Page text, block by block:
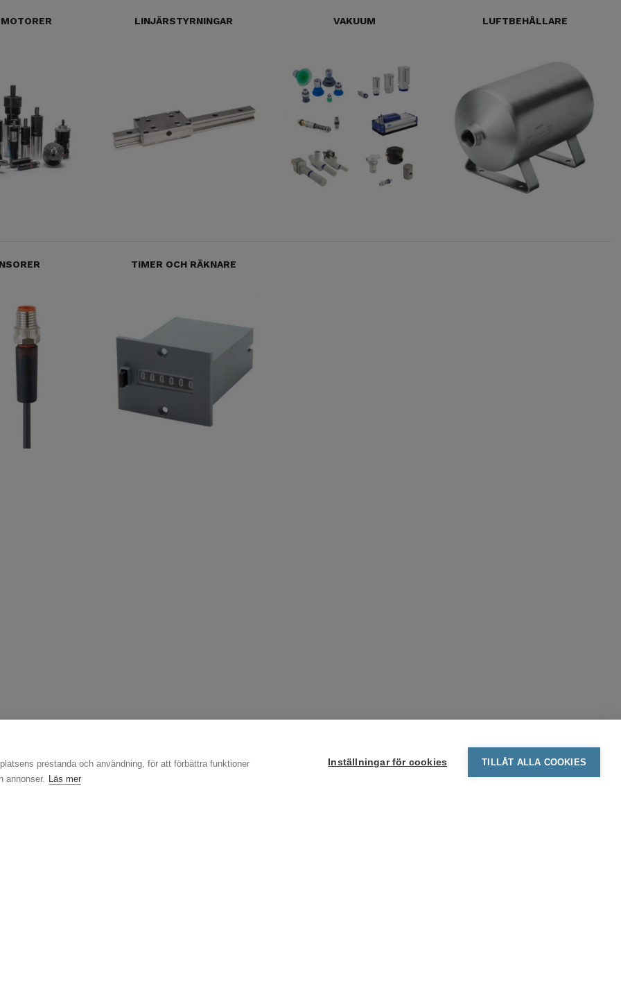
prestanda och användning, för att förbättra funktioner
annonser. Läs mer
Inställningar för cookies TILLÅT ALLA COOKIES
LINJÄRSTYRNINGAR VAKUUM LUFTBEHÅLLARE
TIMER OCH RÄKNARE